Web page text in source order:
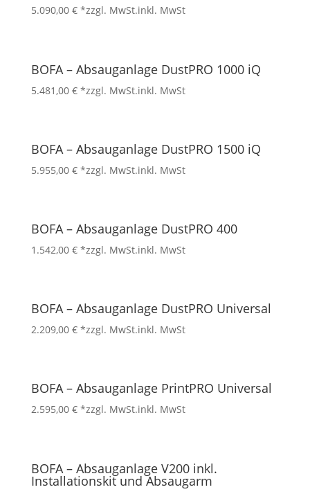
5.090,00 € *zzgl. MwSt.inkl. MwSt
BOFA – Absauganlage DustPRO 1000 iQ
5.481,00 € *zzgl. MwSt.inkl. MwSt
BOFA – Absauganlage DustPRO 1500 iQ
5.955,00 € *zzgl. MwSt.inkl. MwSt
BOFA – Absauganlage DustPRO 400
1.542,00 € *zzgl. MwSt.inkl. MwSt
BOFA – Absauganlage DustPRO Universal
2.209,00 € *zzgl. MwSt.inkl. MwSt
BOFA – Absauganlage PrintPRO Universal
2.595,00 € *zzgl. MwSt.inkl. MwSt
BOFA – Absauganlage V200 inkl.
Installationskit und Absaugarm